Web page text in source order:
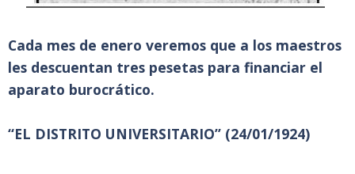
Cada mes de enero veremos que a los maestros
les descuentan tres pesetas para financiar el
aparato burocrático.
“EL DISTRITO UNIVERSITARIO” (24/01/1924)